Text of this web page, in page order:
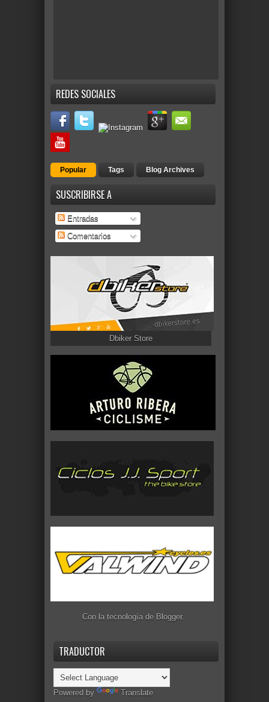
REDES SOCIALES
Popular Tags Blog Archives
SUSCRIBIRSE A
Entradas
Comentarios
Dbiker Store
Con la tecnología de Blogger.
TRADUCTOR
Powered by Translate